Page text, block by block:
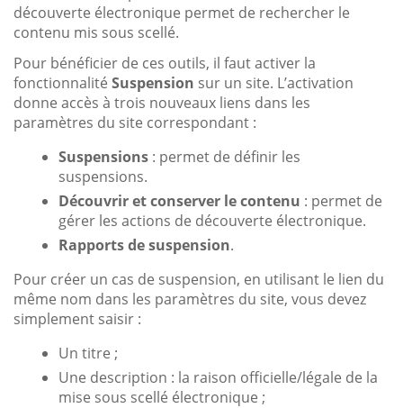
découverte électronique permet de rechercher le
contenu mis sous scellé.
Pour bénéficier de ces outils, il faut activer la
fonctionnalité Suspension sur un site. L’activation
donne accès à trois nouveaux liens dans les
paramètres du site correspondant :
Suspensions : permet de définir les
suspensions.
Découvrir et conserver le contenu : permet de
gérer les actions de découverte électronique.
Rapports de suspension.
Pour créer un cas de suspension, en utilisant le lien du
même nom dans les paramètres du site, vous devez
simplement saisir :
Un titre ;
Une description : la raison officielle/légale de la
mise sous scellé électronique ;